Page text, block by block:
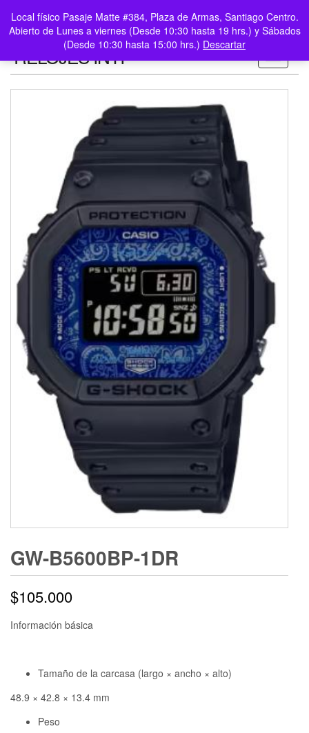
Local físico Pasaje Matte #384, Plaza de Armas, Santiago Centro.
Abierto de Lunes a viernes (Desde 10:30 hasta 19 hrs.) y Sábados
(Desde 10:30 hasta 15:00 hrs.) Descartar
LOGIN /
REGISTER
0
$0
Toggle
RELOJES INTI
GW-B5600BP-1DR
$105.000
Información básica
Tamaño de la carcasa (largo × ancho × alto)
48.9 × 42.8 × 13.4 mm
Peso